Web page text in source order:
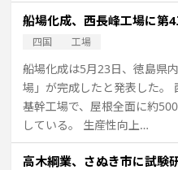
船場化成、西長峰工場に第
四国 工場
船場化成は5月23日、徳島県
場」が完成したと発表した。
基幹工場で、屋根全面に約
している。 生産性向上…
高木綱業、さぬき市に試験